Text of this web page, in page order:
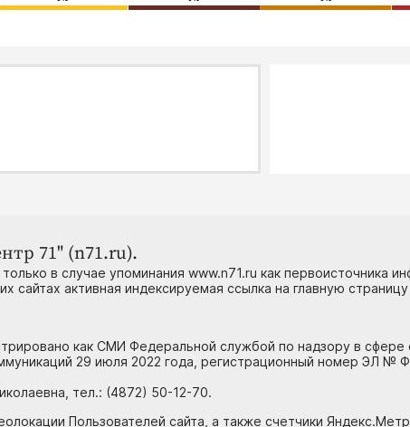
71" (n71.ru).
в случае упоминания www.n71.ru как первоисточника
сайтах активная индексируемая ссылка на главную
как СМИ Федеральной службой по надзору в сфере
29 июля 2022 года, регистрационный номер ЭЛ №
тел.: (4872) 50-12-70.
Пользователей сайта, а также счетчики